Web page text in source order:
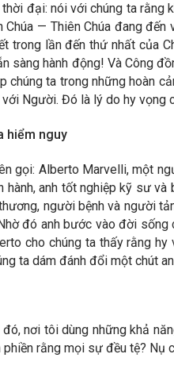
đại: nói với chúng ta rằng
— Thiên Chúa đang
trong lần đến thứ nhất của
hành động! Và Công
ta trong những hoàn
Người. Đó là lý do hy vọng
hiểm nguy
gọi: Alberto Marvelli, một
anh tốt nghiệp kỹ sư
người bệnh và người
đó anh bước vào đời
cho chúng ta thấy rằng
ta dám đánh đổi một chút
nơi tôi dùng những khả
rằng mọi sự đều tệ?